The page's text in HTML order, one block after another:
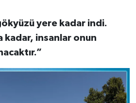
yere kadar indi.
kadar, insanlar onun